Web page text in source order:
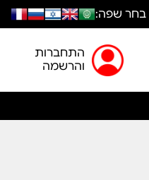
בחר שפה:
התחברות
והרשמה